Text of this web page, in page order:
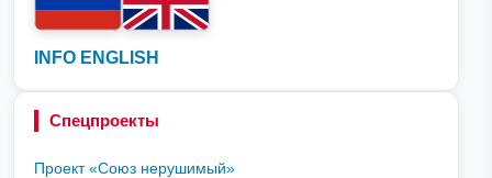
INFO ENGLISH
Спецпроекты
Проект «Союз нерушимый»